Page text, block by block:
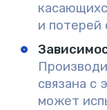
и потерей
связана с
может